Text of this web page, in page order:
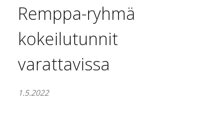
Remppa-ryhmä
kokeilutunnit
varattavissa
1.5.2022